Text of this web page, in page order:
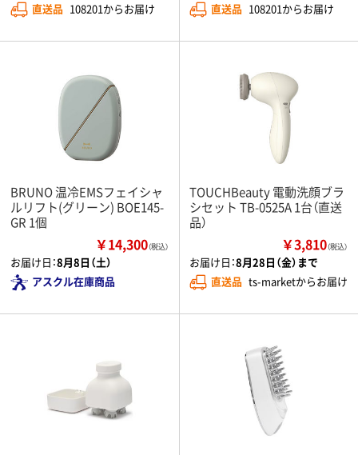
直送品 108201からお届け
直送品 108201からお届け
BRUNO 温冷EMSフェイシャ
ルリフト(グリーン) BOE145-
GR 1個
￥14,300（税込）
お届け日：8月8日（土）
アスクル在庫商品
TOUCHBeauty 電動洗顔ブラ
シセット TB-0525A 1台（直送
品）
￥3,810（税込）
お届け日：8月28日（金）まで
直送品 ts-marketからお届け